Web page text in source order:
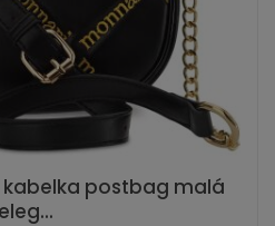
kabelka postbag malá
eleg...